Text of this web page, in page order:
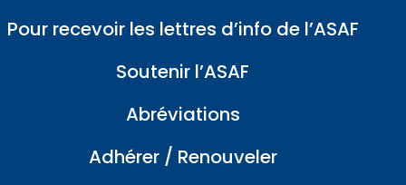
Pour recevoir les lettres d’info de l’ASAF
Soutenir l’ASAF
Abréviations
Adhérer / Renouveler